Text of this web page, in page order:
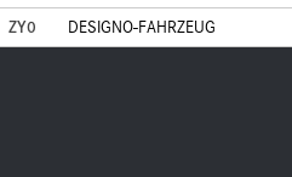
ZY0
DESIGNO-FAHRZEUG